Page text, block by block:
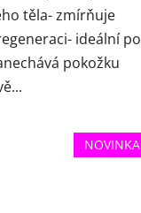
těla- zmírňuje
ideální po
pokožku
NOVINKA